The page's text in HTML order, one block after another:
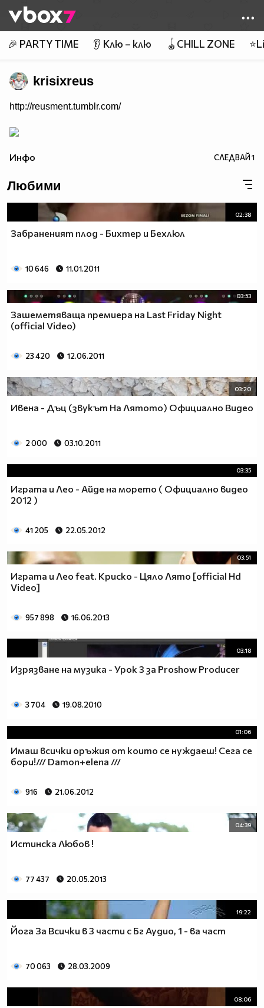
👾
🎉 PARTY TIME 👂 Клю – клю 🪀CHILL ZONE
krisixreus
http://reusment.tumblr.com/
Инфо СЛЕДВАЙ1
Любими
02:38
Забраненият плод - Бихтер и Бехлюл
10 646 11.01.2011
03:53
Зашеметяваща премиера на Last Friday Night
(official Video)
23 420 12.06.2011
03:20
Ивена - Дъц (звукът На Лятото) Официално Видео
2 000 03.10.2011
03:35
Играта и Лео - Aйде на морето ( Официално видео
2012 )
41 205 22.05.2012
03:51
Играта и Лео feat. Криско - Цяло Лято [official Hd
Video]
957 898 16.06.2013
03:18
Изрязване на музика - Урок 3 за Proshow Producer
3 704 19.08.2010
01:06
Имаш всички оръжия от които се нуждаеш! Сега се
бори!/// Damon+elena ///
916 21.06.2012
04:39
Истинска Любов !
77 437 20.05.2013
19:22
Йога За Всички в 3 части с Бг Аудио, 1 - ва част
70 063 28.03.2009
08:06